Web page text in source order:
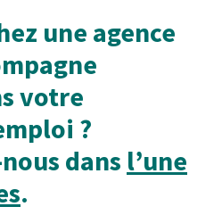
une agence
votre
?
dans l’une
.